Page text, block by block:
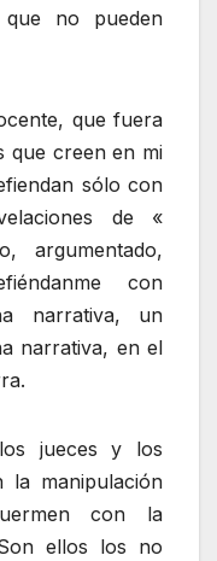
no pueden
que fuera
que creen en mi
sólo con
de «
argumentado,
con
narrativa, un
narrativa, en el
jueces y los
la manipulación
con la
ellos los no